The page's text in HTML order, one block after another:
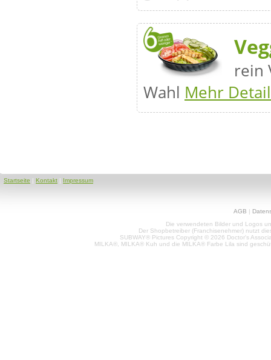
rein
Wahl Mehr
Startseite | Kontakt | Impressum
AGB |
Die verwendeten Bilder und Logos
Der Shopbetreiber (Franchisenehmer) nutzt
SUBWAY® Pictures Copyright © 2026 Doctor's
MILKA®, MILKA® Kuh und die MILKA® Farbe Lila sind